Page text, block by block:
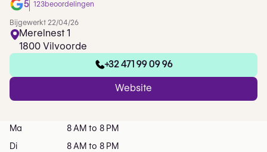
5 123beoordelingen
Bijgewerkt 22/04/26
Merelnest 1
1800 Vilvoorde
+32 471 99 09 96
Website
Ma
8 AM to 8 PM
Di
8 AM to 8 PM